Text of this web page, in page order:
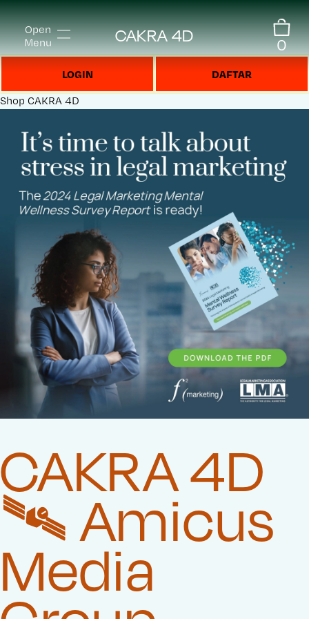
Open
Menu
CAKRA 4D 0
LOGIN DAFTAR
Shop CAKRA 4D
CAKRA 4D
🛰️‍ Amicus
Media